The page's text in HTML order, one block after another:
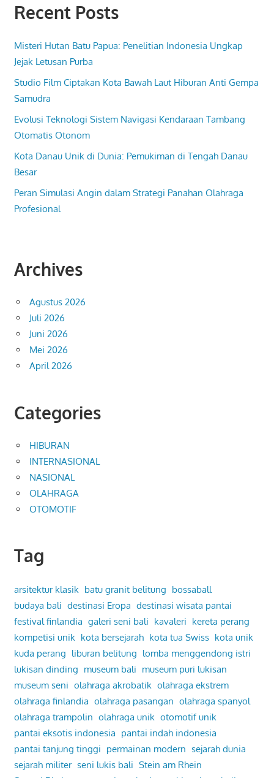
Recent Posts
Misteri Hutan Batu Papua: Penelitian Indonesia Ungkap
Jejak Letusan Purba
Studio Film Ciptakan Kota Bawah Laut Hiburan Anti Gempa
Samudra
Evolusi Teknologi Sistem Navigasi Kendaraan Tambang
Otomatis Otonom
Kota Danau Unik di Dunia: Pemukiman di Tengah Danau
Besar
Peran Simulasi Angin dalam Strategi Panahan Olahraga
Profesional
Archives
Agustus 2026
Juli 2026
Juni 2026
Mei 2026
April 2026
Categories
HIBURAN
INTERNASIONAL
NASIONAL
OLAHRAGA
OTOMOTIF
Tag
arsitektur klasik batu granit belitung bossaball
budaya bali destinasi Eropa destinasi wisata pantai
festival finlandia galeri seni bali kavaleri kereta perang
kompetisi unik kota bersejarah kota tua Swiss kota unik
kuda perang liburan belitung lomba menggendong istri
lukisan dinding museum bali museum puri lukisan
museum seni olahraga akrobatik olahraga ekstrem
olahraga finlandia olahraga pasangan olahraga spanyol
olahraga trampolin olahraga unik otomotif unik
pantai eksotis indonesia pantai indah indonesia
pantai tanjung tinggi permainan modern sejarah dunia
sejarah militer seni lukis bali Stein am Rhein